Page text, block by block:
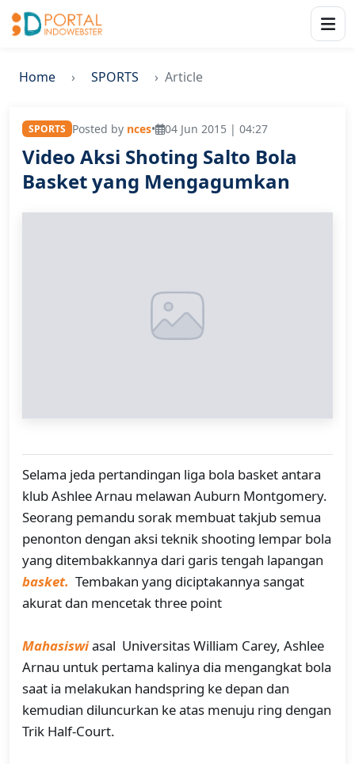
Home SPORTS Article
SPORTS Posted by nces• 04 Jun 2015 | 04:27
Video Aksi Shoting Salto Bola
Basket yang Mengagumkan
Selama jeda pertandingan liga bola basket antara
klub Ashlee Arnau melawan Auburn Montgomery.
Seorang pemandu sorak membuat takjub semua
penonton dengan aksi teknik shooting lempar bola
yang ditembakkannya dari garis tengah lapangan
basket. Tembakan yang diciptakannya sangat
akurat dan mencetak three point
Mahasiswiasal Universitas William Carey, Ashlee
Arnau untuk pertama kalinya dia mengangkat bola
saat ia melakukan handspring ke depan dan
kemudian diluncurkan ke atas menuju ring dengan
Trik Half-Court.